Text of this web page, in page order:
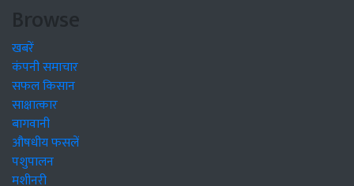
Browse
खबरें
कंपनी समाचार
सफल किसान
साक्षात्कार
बागवानी
औषधीय फसलें
पशुपालन
मशीनरी